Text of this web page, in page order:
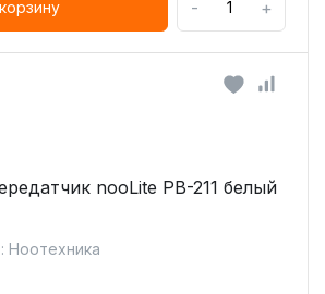
- +
nooLite PB-211 белый
Ноотехника